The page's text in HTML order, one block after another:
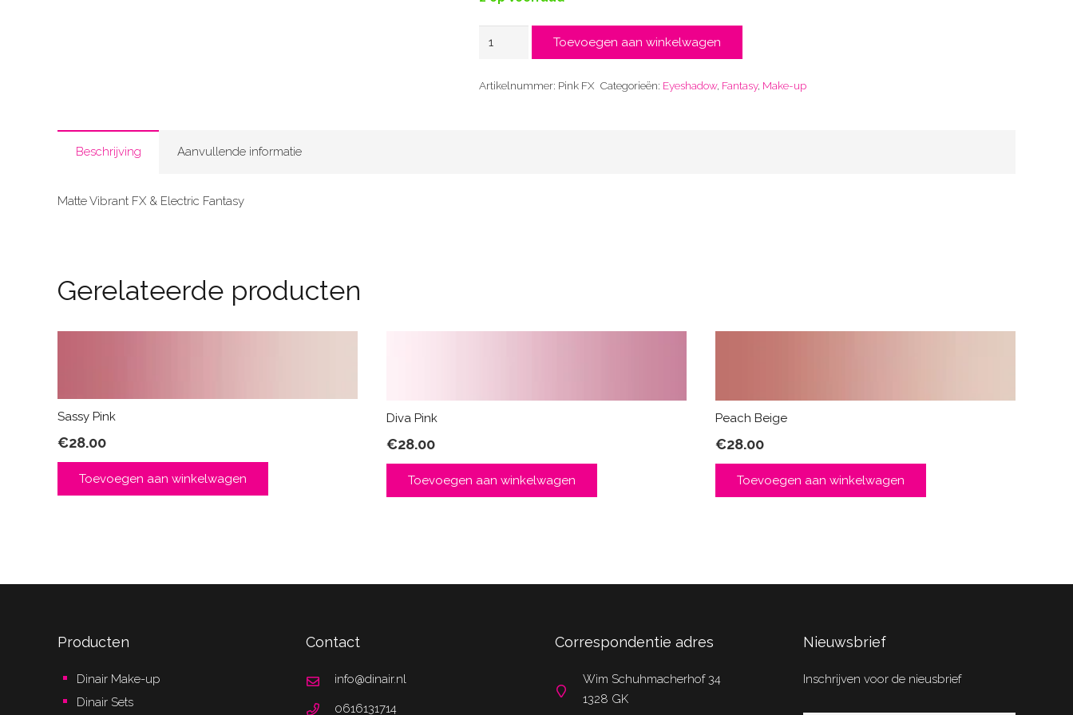
Toevoegen aan winkelwagen
Artikelnummer: Pink FX Categorieën: Eyeshadow, Fantasy, Make-up
Beschrijving Aanvullende informatie
Matte Vibrant FX & Electric Fantasy
Gerelateerde producten
Sassy Pink
€28.00
Toevoegen aan winkelwagen
Diva Pink
€28.00
Toevoegen aan winkelwagen
Peach Beige
€28.00
Toevoegen aan winkelwagen
Producten
Dinair Make-up
Dinair Sets
Contact
info@dinair.nl
0616131714
Correspondentie adres
Wim Schuhmacherhof 34
1328 GK
Nieuwsbrief
Inschrijven voor de nieusbrief